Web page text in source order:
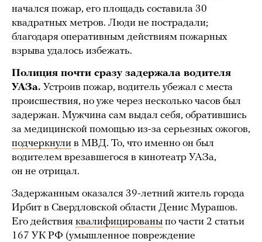
начался пожар, его площадь составила 30
квадратных метров. Люди не пострадали;
благодаря оперативным действиям пожарных
взрыва удалось избежать.
Полиция почти сразу задержала водителя
УАЗа. Устроив пожар, водитель убежал с места
происшествия, но уже через несколько часов был
задержан. Мужчина сам выдал себя, обратившись
за медицинской помощью из-за серьезных ожогов,
подчеркнули в МВД. То, что именно он был
водителем врезавшегося в кинотеатр УАЗа,
он не отрицал.
Задержанным оказался 39-летний житель города
Ирбит в Свердловской области Денис Мурашов.
Его действия квалифицированы по части 2 статьи
167 УК РФ (умышленное повреждение